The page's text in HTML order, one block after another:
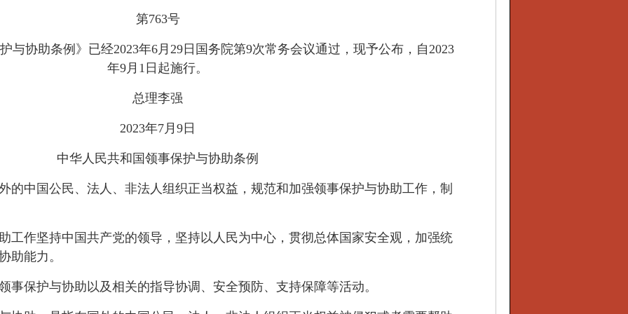
第763号
与协助条例》已经2023年6月29日国务院第9次常务会议通过，现予公布，自2023
年9月1日起施行。
总理李强
2023年7月9日
中华人民共和国领事保护与协助条例
国公民、法人、非法人组织正当权益，规范和加强领事保护与协助工作，制
坚持中国共产党的领导，坚持以人民为中心，贯彻总体国家安全观，加强统
助能力。
护与协助以及相关的指导协调、安全预防、支持保障等活动。